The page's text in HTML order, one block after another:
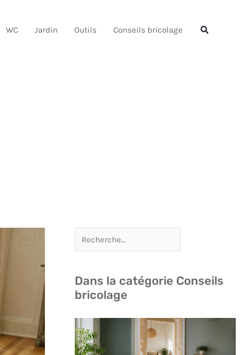
WC Jardin Outils Conseils bricolage Rechercher
Dans la catégorie Conseils
bricolage